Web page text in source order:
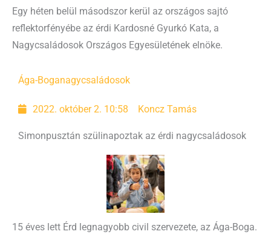
Egy héten belül másodszor kerül az országos sajtó
reflektorfényébe az érdi Kardosné Gyurkó Kata, a
Nagycsaládosok Országos Egyesületének elnöke.
Ága-Boganagycsaládosok
2022. október 2. 10:58 Koncz Tamás
Simonpusztán szülinapoztak az érdi nagycsaládosok
15 éves lett Érd legnagyobb civil szervezete, az Ága-Boga.